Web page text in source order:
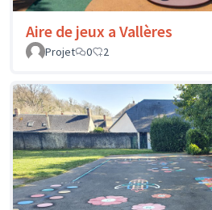
Aire de jeux a Vallères
Projet
0 2